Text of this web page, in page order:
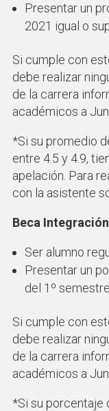
Presentar un
2021 igual o
Si cumple con
debe realizar
de la carrera
académicos a
*Si su promedio
entre 4.5 y 4.9,
apelación. Para
con la asistente
Beca
Ser alumno
Presentar un
del 1º
Si cumple con
debe realizar
de la carrera
académicos a
*Si su porcentaje